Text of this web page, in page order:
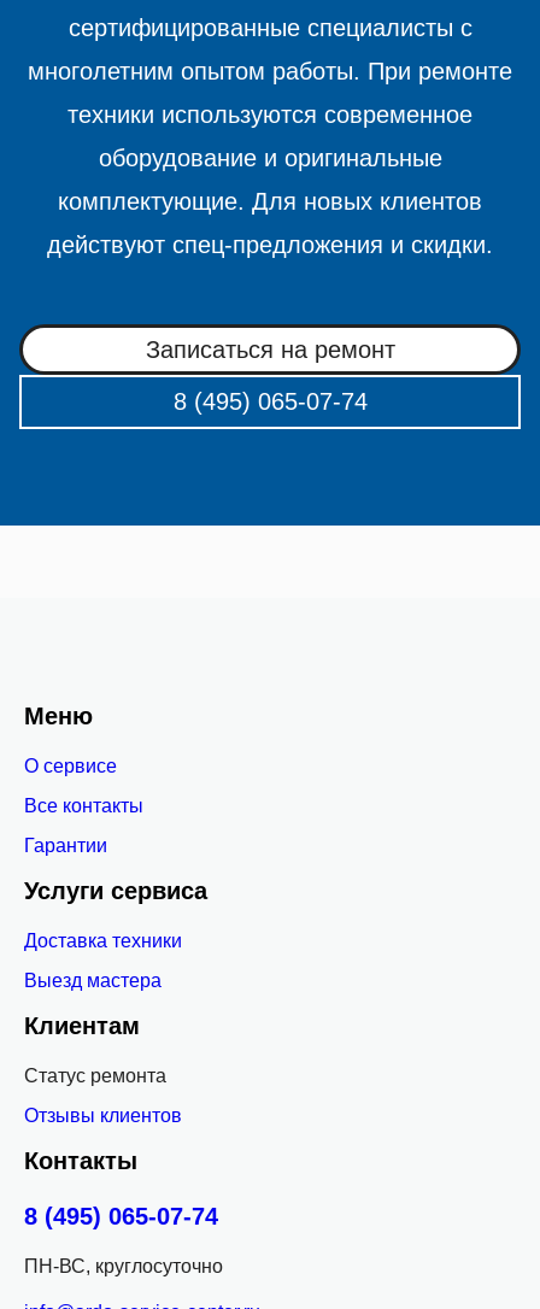
сертифицированные специалисты с
многолетним опытом работы. При ремонте
техники используются современное
оборудование и оригинальные
комплектующие. Для новых клиентов
действуют спец-предложения и скидки.
Записаться на ремонт
8 (495) 065-07-74
Меню
О сервисе
Все контакты
Гарантии
Услуги сервиса
Доставка техники
Выезд мастера
Клиентам
Статус ремонта
Отзывы клиентов
Контакты
8 (495) 065-07-74
ПН-ВС, круглосуточно